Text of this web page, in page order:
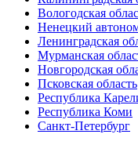
Вологодская
Ненецкий
Ленинградская
Мурманская
Новгородская
Псковская область
Республика
Республика Коми
Санкт-Петербург